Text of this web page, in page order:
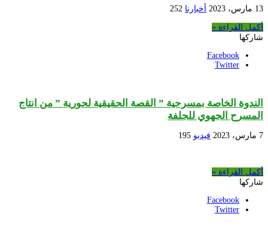
13 مارس، 2023 أخبارنا 252
أكمل القراءة »
شاركها
Facebook
Twitter
الندوة الخاصة بمسرحية ” القصة الحقيقية لحورية ” من انتاج
المسرح الجهوي للجلفة
7 مارس، 2023 فيديو 195
أكمل القراءة »
شاركها
Facebook
Twitter